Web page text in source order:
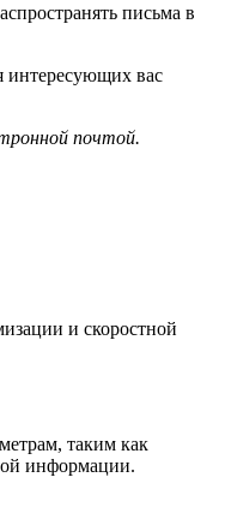
письма в
интересующих вас
почтой.
и скоростной
таким как
информации.